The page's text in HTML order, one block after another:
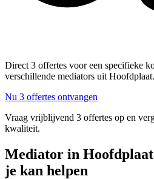
Direct 3 offertes voor een specifieke
verschillende mediators uit Hoofdplaat.
Nu 3 offertes ontvangen
Vraag vrijblijvend 3 offertes op en
kwaliteit.
Mediator in Hoofdplaat
je kan helpen